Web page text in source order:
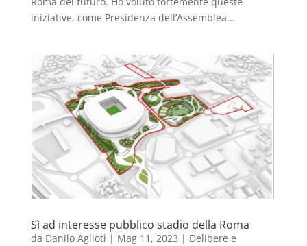
iniziative, come Presidenza dell’Assemblea...
Sì ad interesse pubblico stadio della Roma
da Danilo Aglioti | Mag 11, 2023 | Delibere e